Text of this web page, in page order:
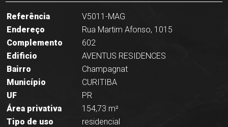
Referência
V5011-MAG
Endereço
Rua Martim Afonso, 1015
Complemento
602
Edificio
AVENTUS RESIDENCES
Bairro
Champagnat
Município
CURITIBA
UF
PR
Área privativa
154,73 m²
Tipo de uso
residencial